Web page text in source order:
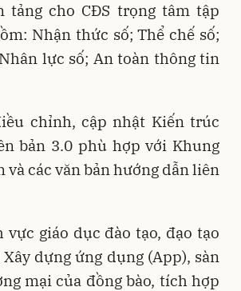
cho CĐS trọng tâm tập
Nhận thức số; Thể chế số;
lực số; An toàn thông tin
chỉnh, cập nhật Kiến trúc
bản 3.0 phù hợp với Khung
các văn bản hướng dẫn liên
giáo dục đào tạo, đạo tạo
dựng ứng dụng (App), sàn
mại của đồng bào, tích hợp